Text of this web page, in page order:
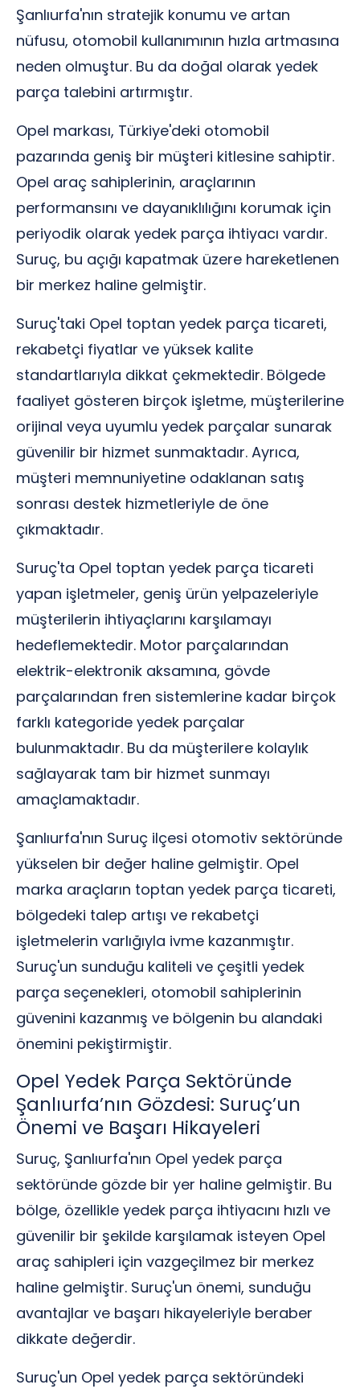
Şanlıurfa'nın stratejik konumu ve artan
nüfusu, otomobil kullanımının hızla artmasına
neden olmuştur. Bu da doğal olarak yedek
parça talebini artırmıştır.
Opel markası, Türkiye'deki otomobil
pazarında geniş bir müşteri kitlesine sahiptir.
Opel araç sahiplerinin, araçlarının
performansını ve dayanıklılığını korumak için
periyodik olarak yedek parça ihtiyacı vardır.
Suruç, bu açığı kapatmak üzere hareketlenen
bir merkez haline gelmiştir.
Suruç'taki Opel toptan yedek parça ticareti,
rekabetçi fiyatlar ve yüksek kalite
standartlarıyla dikkat çekmektedir. Bölgede
faaliyet gösteren birçok işletme, müşterilerine
orijinal veya uyumlu yedek parçalar sunarak
güvenilir bir hizmet sunmaktadır. Ayrıca,
müşteri memnuniyetine odaklanan satış
sonrası destek hizmetleriyle de öne
çıkmaktadır.
Suruç'ta Opel toptan yedek parça ticareti
yapan işletmeler, geniş ürün yelpazeleriyle
müşterilerin ihtiyaçlarını karşılamayı
hedeflemektedir. Motor parçalarından
elektrik-elektronik aksamına, gövde
parçalarından fren sistemlerine kadar birçok
farklı kategoride yedek parçalar
bulunmaktadır. Bu da müşterilere kolaylık
sağlayarak tam bir hizmet sunmayı
amaçlamaktadır.
Şanlıurfa'nın Suruç ilçesi otomotiv sektöründe
yükselen bir değer haline gelmiştir. Opel
marka araçların toptan yedek parça ticareti,
bölgedeki talep artışı ve rekabetçi
işletmelerin varlığıyla ivme kazanmıştır.
Suruç'un sunduğu kaliteli ve çeşitli yedek
parça seçenekleri, otomobil sahiplerinin
güvenini kazanmış ve bölgenin bu alandaki
önemini pekiştirmiştir.
Opel Yedek Parça Sektöründe
Şanlıurfa’nın Gözdesi: Suruç’un
Önemi ve Başarı Hikayeleri
Suruç, Şanlıurfa'nın Opel yedek parça
sektöründe gözde bir yer haline gelmiştir. Bu
bölge, özellikle yedek parça ihtiyacını hızlı ve
güvenilir bir şekilde karşılamak isteyen Opel
araç sahipleri için vazgeçilmez bir merkez
haline gelmiştir. Suruç'un önemi, sunduğu
avantajlar ve başarı hikayeleriyle beraber
dikkate değerdir.
Suruç'un Opel yedek parça sektöründeki